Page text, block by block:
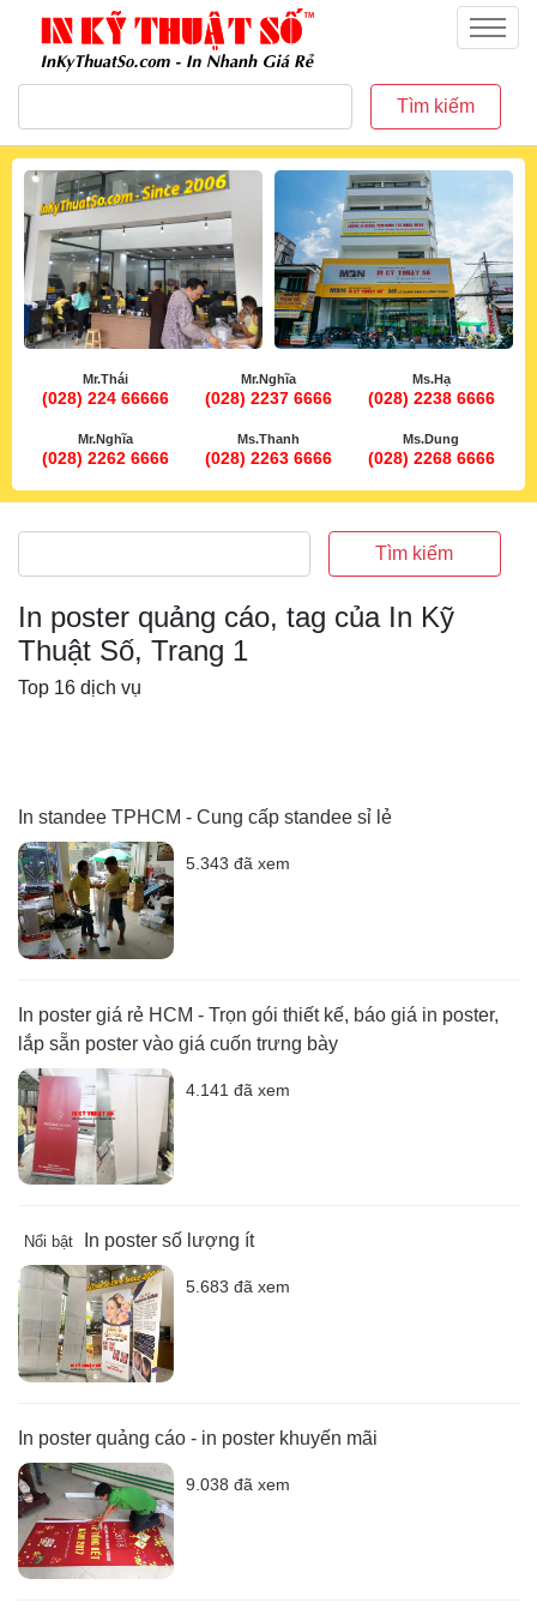
inkythuatso.com
Menu
Tìm kiếm
Mr.Thái
(028) 224 66666
Mr.Nghĩa
(028) 2237 6666
Ms.Hạ
(028) 2238 6666
Mr.Nghĩa
(028) 2262 6666
Ms.Thanh
(028) 2263 6666
Ms.Dung
(028) 2268 6666
Tìm kiếm
In poster quảng cáo, tag của In Kỹ
Thuật Số, Trang 1
Top 16 dịch vụ
In standee TPHCM - Cung cấp standee sỉ lẻ
5.343 đã xem
In poster giá rẻ HCM - Trọn gói thiết kế, báo giá in poster,
lắp sẵn poster vào giá cuốn trưng bày
4.141 đã xem
Nổi bật In poster số lượng ít
5.683 đã xem
In poster quảng cáo - in poster khuyến mãi
9.038 đã xem